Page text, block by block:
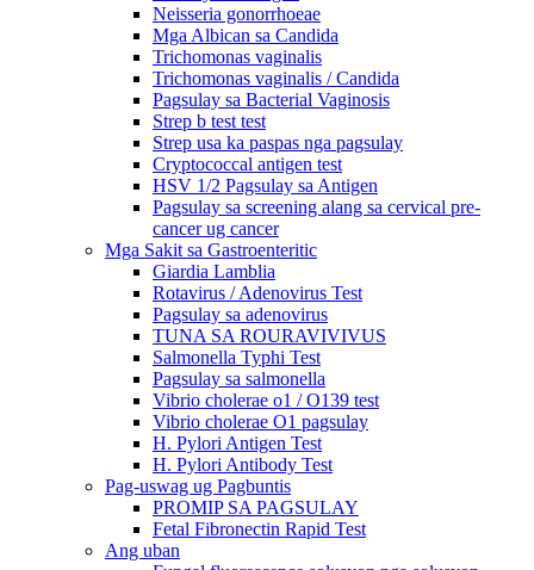
Neisseria gonorrhoeae
Mga Albican sa Candida
Trichomonas vaginalis
Trichomonas vaginalis / Candida
Pagsulay sa Bacterial Vaginosis
Strep b test test
Strep usa ka paspas nga pagsulay
Cryptococcal antigen test
HSV 1/2 Pagsulay sa Antigen
Pagsulay sa screening alang sa cervical pre-
cancer ug cancer
Mga Sakit sa Gastroenteritic
Giardia Lamblia
Rotavirus / Adenovirus Test
Pagsulay sa adenovirus
TUNA SA ROURAVIVIVUS
Salmonella Typhi Test
Pagsulay sa salmonella
Vibrio cholerae o1 / O139 test
Vibrio cholerae O1 pagsulay
H. Pylori Antigen Test
H. Pylori Antibody Test
Pag-uswag ug Pagbuntis
PROMIP SA PAGSULAY
Fetal Fibronectin Rapid Test
Ang uban